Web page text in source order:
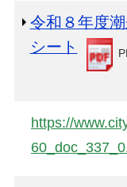
令和８年度
シート
https://